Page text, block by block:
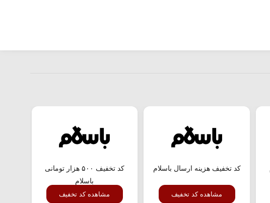
کد تخفیف هزینه ارسال باسلام
مشاهده کد تخفیف
کد تخفیف ۵۰۰ هزار تومانی
باسلام
مشاهده کد تخفیف